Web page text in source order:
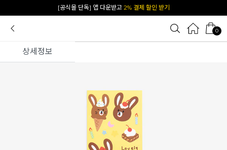
카카오 플친 추가하면1천원 즉시 할인 쿠폰
0
상세정보